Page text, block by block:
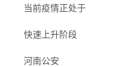
当前疫情正处于
快速上升阶段
河南公安